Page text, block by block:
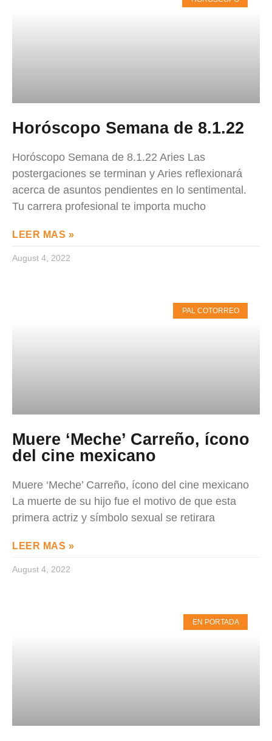
Horóscopo Semana de 8.1.22
Horóscopo Semana de 8.1.22 Aries Las
postergaciones se terminan y Aries reflexionará
acerca de asuntos pendientes en lo sentimental.
Tu carrera profesional te importa mucho
LEER MAS »
August 4, 2022
PAL COTORREO
Muere ‘Meche’ Carreño, ícono
del cine mexicano
Muere ‘Meche’ Carreño, ícono del cine mexicano
La muerte de su hijo fue el motivo de que esta
primera actriz y símbolo sexual se retirara
LEER MAS »
August 4, 2022
EN PORTADA